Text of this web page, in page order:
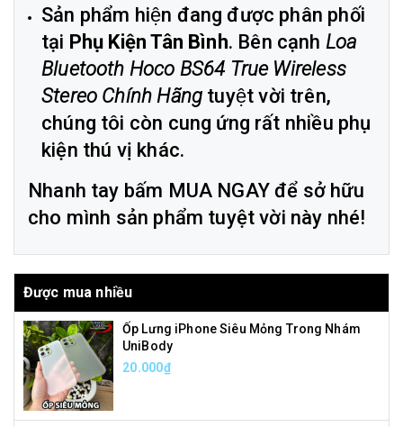
Sản phẩm hiện đang được phân phối
tại Phụ Kiện Tân Bình. Bên cạnh Loa
Bluetooth Hoco BS64 True Wireless
Stereo Chính Hãng tuyệt vời trên,
chúng tôi còn cung ứng rất nhiều phụ
kiện thú vị khác.
Nhanh tay bấm MUA NGAY để sở hữu
cho mình sản phẩm tuyệt vời này nhé!
Được mua nhiều
Ốp Lưng iPhone Siêu Mỏng Trong Nhám
UniBody
20.000₫